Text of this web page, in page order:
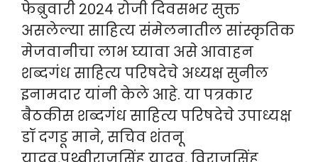
फेब्रुवारी २०२४ रोजी दिवसभर सुक्त
असलेल्या साहित्य संमेलनातील सांस्कृतिक
मेजवानीचा लाभ घ्यावा असे आवाहन
शब्दगंध साहित्य परिषदेचे अध्यक्ष सुनील
इनामदार यांनी केले आहे. या पत्रकार
बैठकीस शब्दगंध साहित्य परिषदेचे उपाध्यक्ष
डॉ दगडू माने, सचिव शंतनू